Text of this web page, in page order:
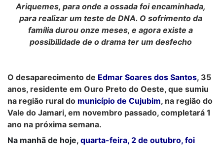
Ariquemes, para onde a ossada foi encaminhada,
para realizar um teste de DNA. O sofrimento da
família durou onze meses, e agora existe a
possibilidade de o drama ter um desfecho
O desaparecimento de Edmar Soares dos Santos, 35
anos, residente em Ouro Preto do Oeste, que sumiu
na região rural do município de Cujubim, na região do
Vale do Jamari, em novembro passado, completará 1
ano na próxima semana.
Na manhã de hoje, quarta-feira, 2 de outubro, foi